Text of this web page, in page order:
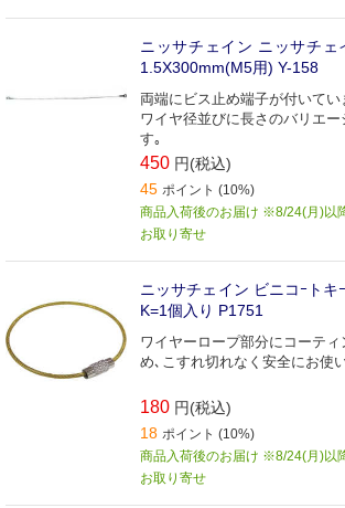
ニッサチェイン ニッサチェ
1.5X300mm(M5用) Y-158
両端にビス止め端子が付いて
ワイヤ径並びに長さのバリエー
す｡
450 円(税込)
45 ポイント (10%)
商品入荷後のお届け ※8/24(月)以
お取り寄せ
ニッサチェイン ビニコｰト
K=1個入り P1751
ワイヤーロープ部分にコーテ
め､こすれ切れなく安全にお使
180 円(税込)
18 ポイント (10%)
商品入荷後のお届け ※8/24(月)以
お取り寄せ